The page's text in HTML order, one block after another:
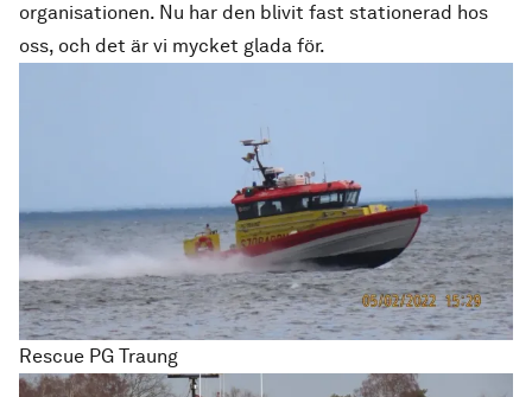
organisationen. Nu har den blivit fast stationerad hos
oss, och det är vi mycket glada för.
Rescue PG Traung